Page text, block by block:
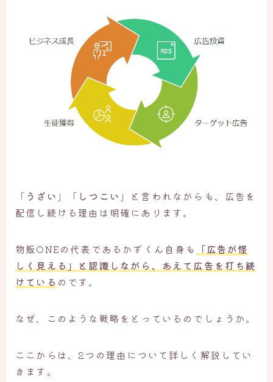
「 うざい 」「 しつこい 」と言われながらも、広告を
配信し続ける理由は明確にあります。
物販ONEの代表であるかずくん自身も
「広告が怪
しく見える」と認識しながら、あえて広告を打ち続
けている のです。
なぜ、このような戦略をとっているのでしょうか。
ここからは、2つの理由について詳しく解説してい
きます。